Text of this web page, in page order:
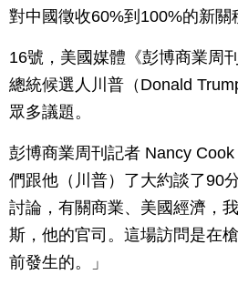
對中國徵收60%到100%的新關
16號，美國媒體《彭博商業周
總統候選人川普（Donald
眾多議題。
彭博商業周刊記者 Nancy
們跟他（川普）了大約談了90
討論，有關商業、美國經濟，
斯，他的官司。這場訪問是在
前發生的。」